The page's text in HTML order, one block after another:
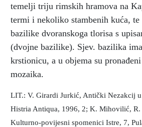
temelji triju rimskih hramova na
termi i nekoliko stambenih kuća,
bazilike dvoranskoga tlorisa s
(dvojne bazilike). Sjev. bazilika
krstionicu, a u objema su
mozaika.
LIT.: V. Girardi Jurkić, Antički Nezakcij
Histria Antiqua, 1996, 2; K. Mihovilić, R.
Kulturno-povijesni spomenici Istre, 7,